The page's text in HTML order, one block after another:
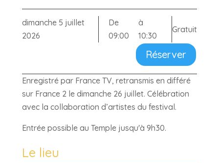
dimanche 5 juillet
2026
De
09:00
à
10:30
Gratuit
Réserver
Enregistré par France TV, retransmis en différé
sur France 2 le dimanche 26 juillet. Célébration
avec la collaboration d’artistes du festival.
Entrée possible au Temple jusqu'à 9h30.
Le lieu